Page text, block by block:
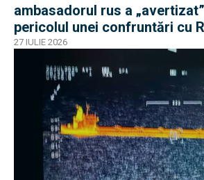
ambasadorul rus a
pericolul unei confruntări cu
o „înscenare propagandistă”
27 IULIE 2026